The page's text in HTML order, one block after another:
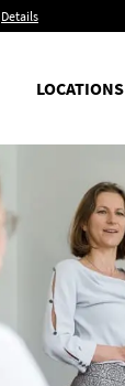
LOCATIONS
Details